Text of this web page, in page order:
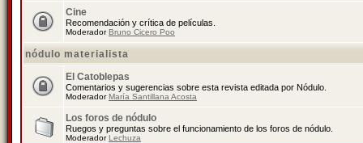
Cine
Recomendación y crítica de películas.
ModeradorBruno Cicero Poo
nódulo materialista
El Catoblepas
Comentarios y sugerencias sobre esta revista editada por Nódulo.
ModeradorMaría Santillana Acosta
Los foros de nódulo
Ruegos y preguntas sobre el funcionamiento de los foros de nódulo.
ModeradorLechuza